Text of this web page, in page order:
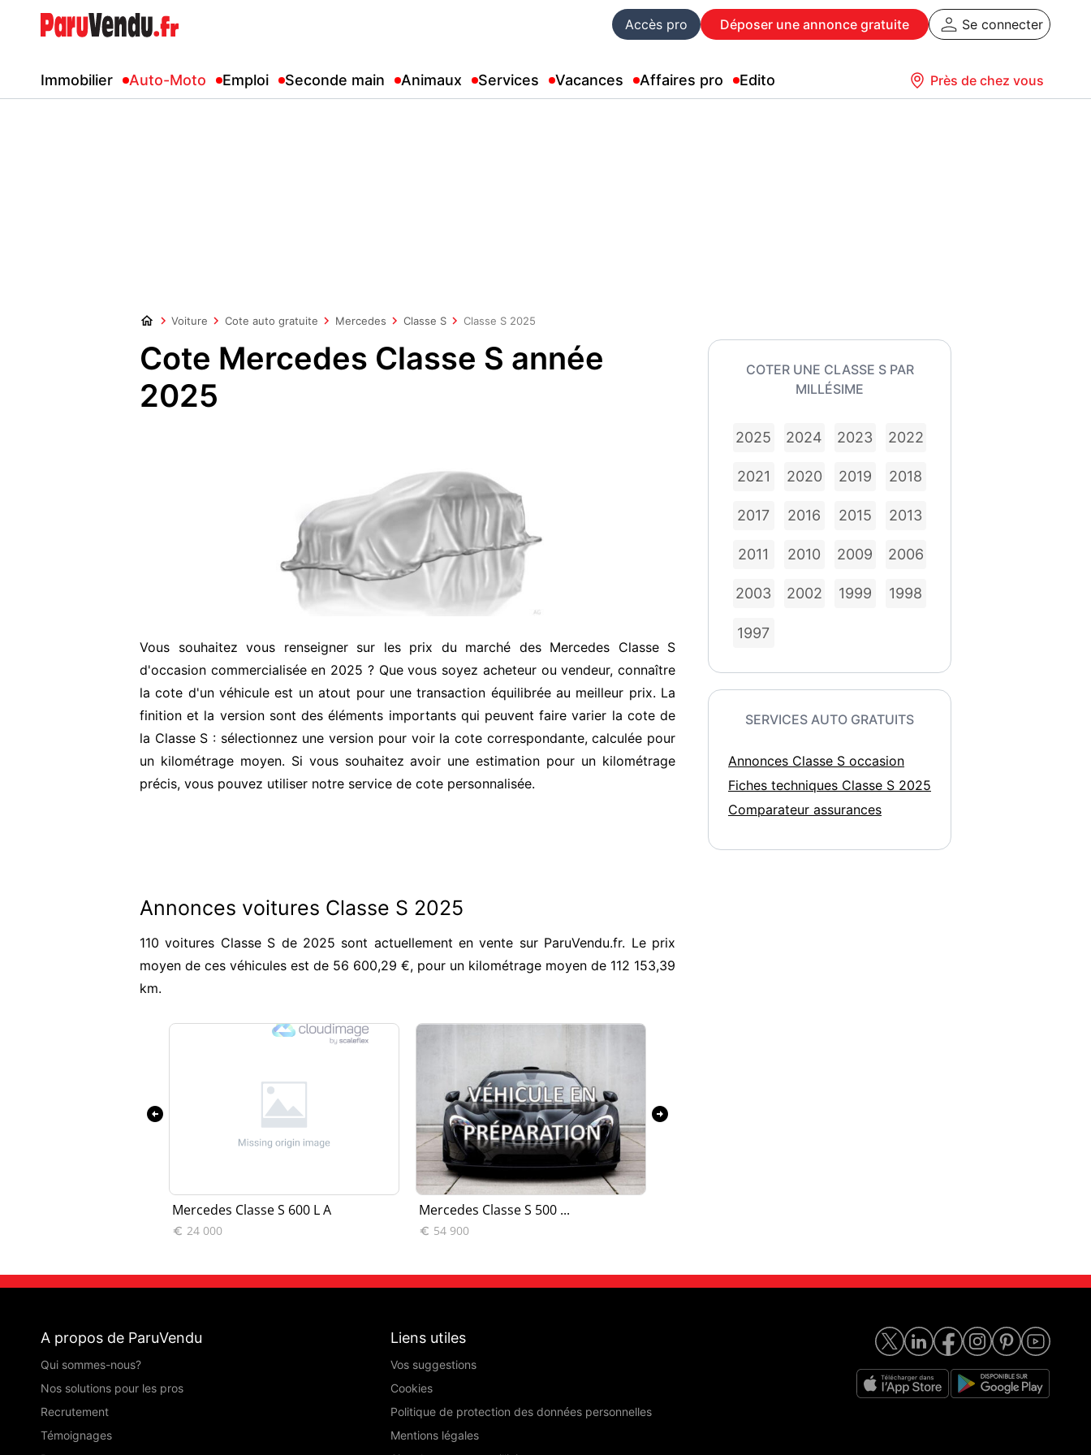
Accès pro Déposer une annonce gratuite Se connecter
Immobilier Auto-Moto Emploi Seconde main Animaux Services Vacances Affaires pro Edito Près de chez vous
Voiture Cote auto gratuite Mercedes Classe S Classe S 2025
Cote Mercedes Classe S année
2025
Vous souhaitez vous renseigner sur les prix du marché des Mercedes Classe S
d'occasion commercialisée en 2025 ? Que vous soyez acheteur ou vendeur, connaître
la cote d'un véhicule est un atout pour une transaction équilibrée au meilleur prix. La
finition et la version sont des éléments importants qui peuvent faire varier la cote de
la Classe S : sélectionnez une version pour voir la cote correspondante, calculée pour
un kilométrage moyen. Si vous souhaitez avoir une estimation pour un kilométrage
précis, vous pouvez utiliser notre service de cote personnalisée.
Annonces voitures Classe S 2025
110 voitures Classe S de 2025 sont actuellement en vente sur ParuVendu.fr. Le prix
moyen de ces véhicules est de 56 600,29 €, pour un kilométrage moyen de 112 153,39
km.
Mercedes Classe S 600 L A
 24 000
Mercedes Classe S 500 ...
 54 900
arrow_circle_left arrow_circle_right
COTER UNE CLASSE S PAR
MILLÉSIME
2025 2024 2023 2022
2021 2020 2019 2018
2017 2016 2015 2013
2011 2010 2009 2006
2003 2002 1999 1998
1997
SERVICES AUTO GRATUITS
Annonces Classe S occasion
Fiches techniques Classe S 2025
Comparateur assurances
A propos de ParuVendu
Qui sommes-nous?
Nos solutions pour les pros
Recrutement
Témoignages
Liens utiles
Vos suggestions
Cookies
Politique de protection des données personnelles
Mentions légales